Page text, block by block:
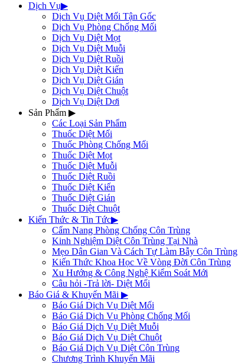
Dịch Vụ▶
Dịch Vụ Diệt Mối Tận Gốc
Dịch Vụ Phòng Chống Mối
Dịch Vụ Diệt Mọt
Dịch Vụ Diệt Muỗi
Dịch Vụ Diệt Ruồi
Dịch Vụ Diệt Kiến
Dịch Vụ Diệt Gián
Dịch Vụ Diệt Chuột
Dịch Vụ Diệt Dơi
Sản Phẩm ▶
Các Loại Sản Phẩm
Thuốc Diệt Mối
Thuốc Phòng Chống Mối
Thuốc Diệt Mọt
Thuốc Diệt Muỗi
Thuốc Diệt Ruồi
Thuốc Diệt Kiến
Thuốc Diệt Gián
Thuốc Diệt Chuột
Kiến Thức & Tin Tức▶
Cẩm Nang Phòng Chống Côn Trùng
Kinh Nghiệm Diệt Côn Trùng Tại Nhà
Mẹo Dân Gian Và Cách Tự Làm Bẫy Côn Trùng
Kiến Thức Khoa Học Về Vòng Đời Côn Trùng
Xu Hướng & Công Nghệ Kiểm Soát Mới
Câu hỏi -Trả lời- Diệt Mối
Báo Giá & Khuyến Mãi ▶
Báo Giá Dịch Vụ Diệt Mối
Báo Giá Dịch Vụ Phòng Chống Mối
Báo Giá Dịch Vụ Diệt Muỗi
Báo Giá Dịch Vụ Diệt Chuột
Báo Giá Dịch Vụ Diệt Côn Trùng
Chương Trình Khuyến Mãi